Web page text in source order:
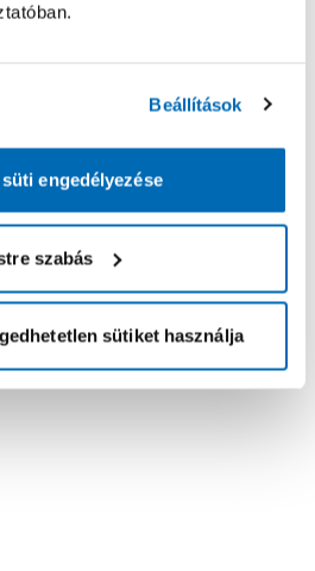
Beállítások
engedélyezése
szabás
sütiket használja